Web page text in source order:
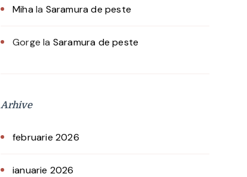
Mihala Saramura de peste
Gorge la Saramura de peste
Arhive
februarie 2026
ianuarie 2026